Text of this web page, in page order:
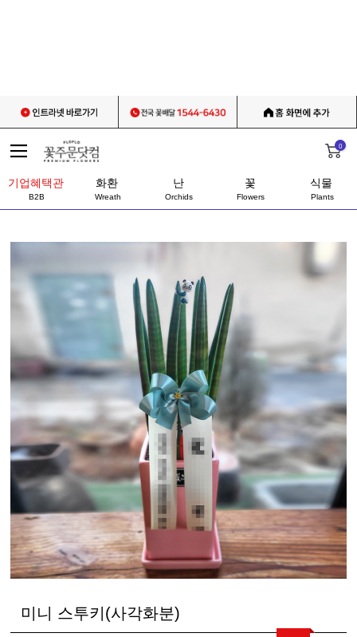
0
기업혜택관
B2B
화환
Wreath
난
Orchids
꽃
Flowers
식물
Plants
미니 스투키(사각화분)